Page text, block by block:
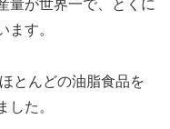
量が世界一で、とくに
ます。
とんどの油脂食品を
した。